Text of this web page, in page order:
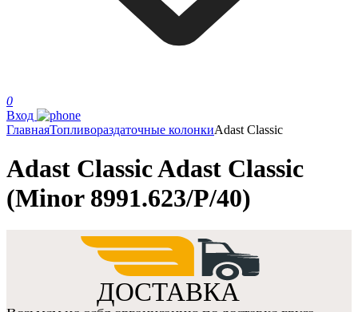
0
Вход
ГлавнаяТопливораздаточные колонкиAdast Classic
Adast Classic Adast Classic
(Minor 8991.623/P/40)